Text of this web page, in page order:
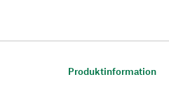
Produktinformation